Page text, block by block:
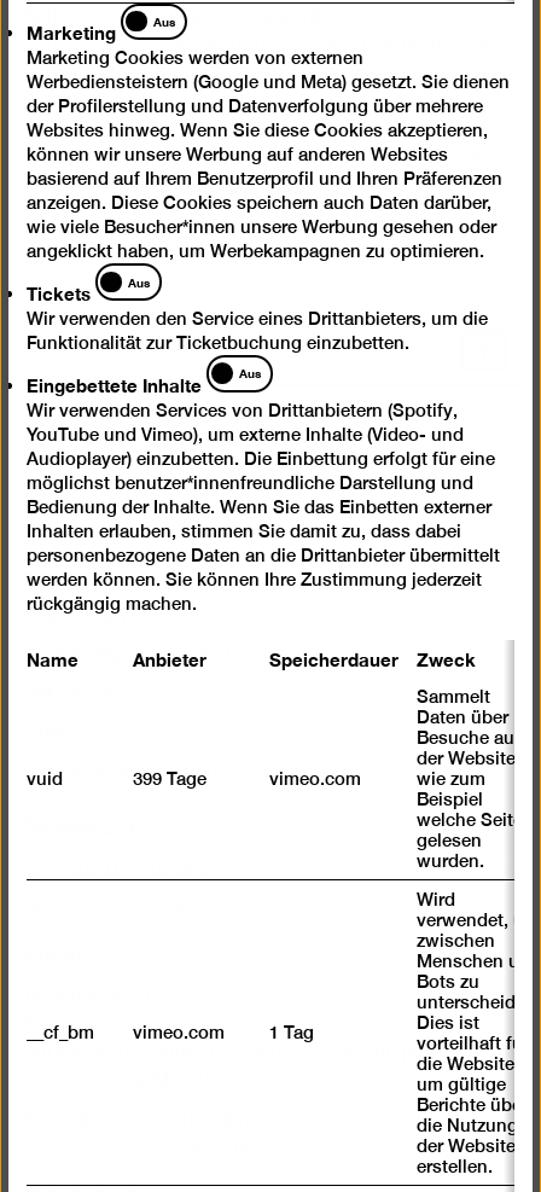
Aktionen, Performances, Gespräche, Video-
Screenings und Workshops sein wird, aber auch zu
gemeinsamen Koch-Sessions und zum sommerlichen
Verweilen einlädt.
Eine Programmvorschau finden Sie auf Seite 2 des
Lageplans (PDF zum Download)
InstagramFacebookYouTubeSpotify
Presse
Newsletter
Kontakt
Impressum
Digitale Barrierefreiheit
Cookie-Einstellungen
Ermäßigt 6 €
Happy Wednesday: 6 € Eintritt für alle an jedem 1.
Marketing
Marketing
Aus
Marketing Cookies werden von externen
Werbediensteistern (Google und Meta) gesetzt. Sie dienen
der Profilerstellung und Datenverfolgung über mehrere
Websites hinweg. Wenn Sie diese Cookies akzeptieren,
können wir unsere Werbung auf anderen Websites
basierend auf Ihrem Benutzerprofil und Ihren Präferenzen
anzeigen. Diese Cookies speichern auch Daten darüber,
wie viele Besucher*innen unsere Werbung gesehen oder
angeklickt haben, um Werbekampagnen zu optimieren.
Tickets
Tickets
Aus
Wir verwenden den Service eines Drittanbieters, um die
Funktionalität zur Ticketbuchung einzubetten.
Eingebettete Inhalte
Eingebettete
Inhalte
Aus
Wir verwenden Services von Drittanbietern (Spotify,
YouTube und Vimeo), um externe Inhalte (Video- und
Audioplayer) einzubetten. Die Einbettung erfolgt für eine
möglichst benutzer*innenfreundliche Darstellung und
Bedienung der Inhalte. Wenn Sie das Einbetten externer
Inhalten erlauben, stimmen Sie damit zu, dass dabei
personenbezogene Daten an die Drittanbieter übermittelt
werden können. Sie können Ihre Zustimmung jederzeit
rückgängig machen.
Name Anbieter Speicherdauer Zweck
vuid 399 Tage vimeo.com
Sammelt
Daten über
Besuche auf
der Website,
wie zum
Beispiel
welche Seiten
gelesen
wurden.
__cf_bm vimeo.com 1 Tag
Wird
verwendet, um
zwischen
Menschen und
Bots zu
unterscheiden.
Dies ist
vorteilhaft für
die Website,
um gültige
Berichte über
die Nutzung
der Website zu
erstellen.